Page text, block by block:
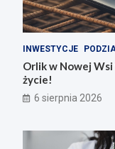
INWESTYCJE
Orlik w Nowej
życie!
6 sierpnia 2026